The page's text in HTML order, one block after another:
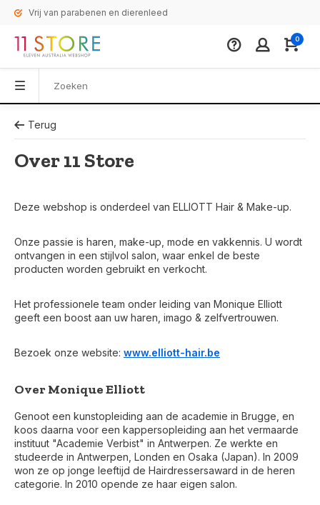
Vrij van parabenen en dierenleed
0
Terug
Over 11 Store
Deze webshop is onderdeel van ELLIOTT Hair & Make-up.
Onze passie is haren, make-up, mode en vakkennis. U wordt
ontvangen in een stijlvol salon, waar enkel de beste
producten worden gebruikt en verkocht.
Het professionele team onder leiding van Monique Elliott
geeft een boost aan uw haren, imago & zelfvertrouwen.
Bezoek onze website: www.elliott-hair.be
Over Monique Elliott
Genoot een kunstopleiding aan de academie in Brugge, en
koos daarna voor een kappersopleiding aan het vermaarde
instituut "Academie Verbist" in Antwerpen. Ze werkte en
studeerde in Antwerpen, Londen en Osaka (Japan). In 2009
won ze op jonge leeftijd de Hairdressersaward in de heren
categorie. In 2010 opende ze haar eigen salon.